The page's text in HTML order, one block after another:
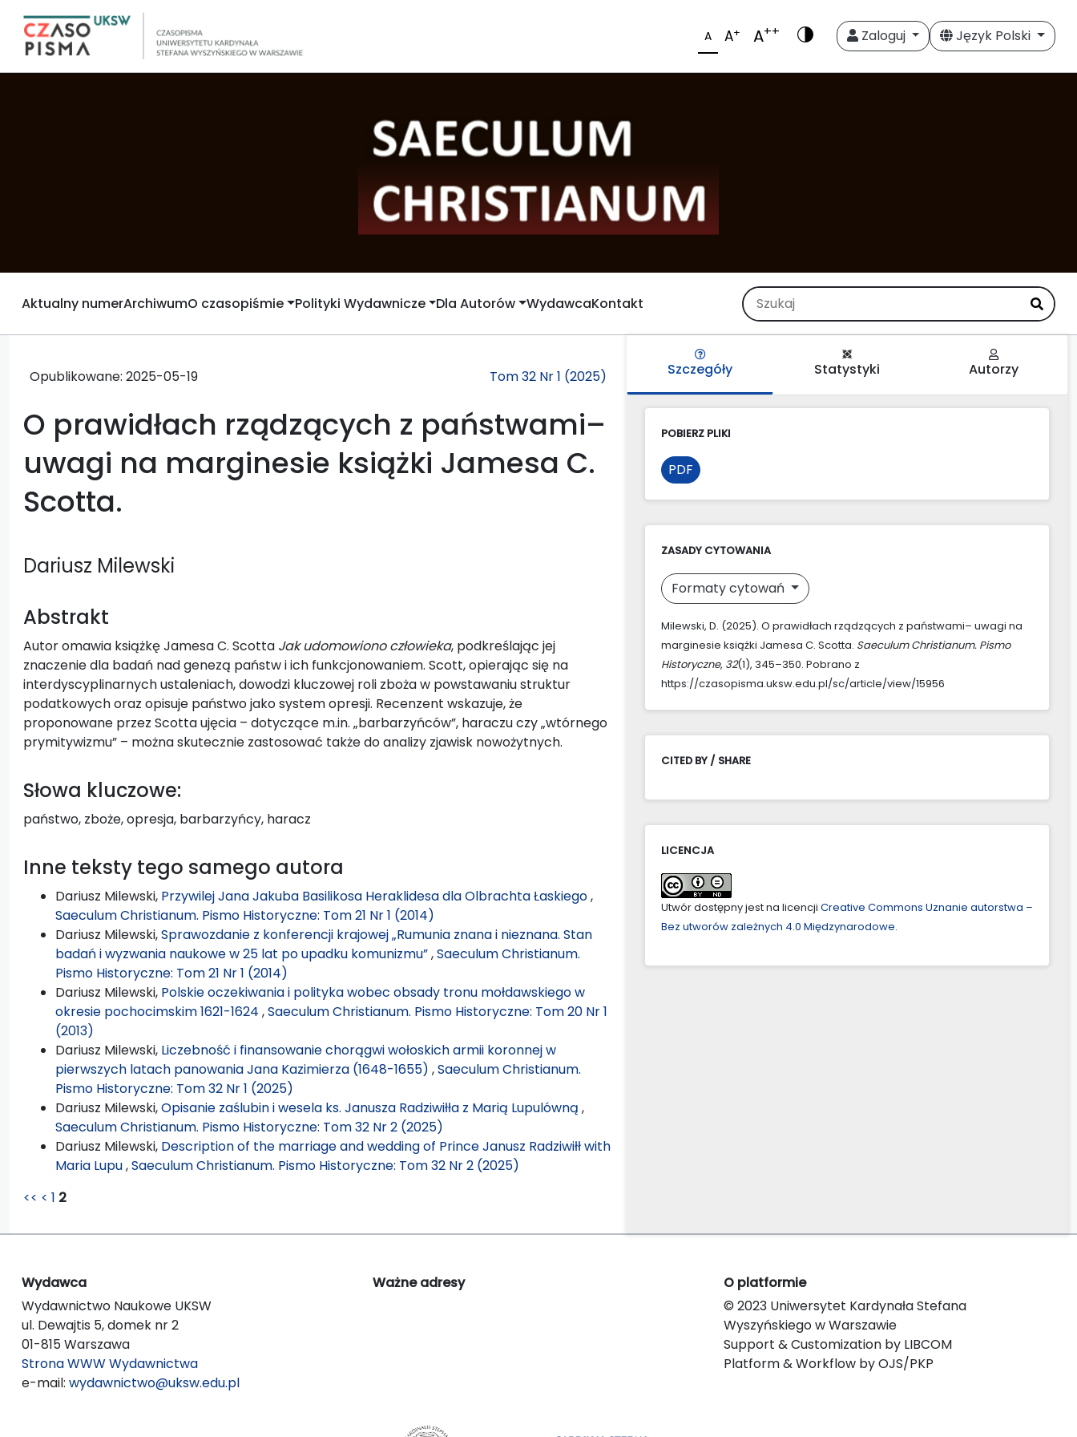
A A+ A++ Zaloguj Język Polski
Aktualny numerArchiwumO czasopiśmie Polityki Wydawnicze Dla Autorów WydawcaKontakt
Opublikowane: 2025-05-19 Tom 32 Nr 1 (2025)
O prawidłach rządzących z państwami–
uwagi na marginesie książki Jamesa C.
Scotta.
Dariusz Milewski
Abstrakt
Autor omawia książkę Jamesa C. Scotta Jak udomowiono człowieka, podkreślając jej
znaczenie dla badań nad genezą państw i ich funkcjonowaniem. Scott, opierając się na
interdyscyplinarnych ustaleniach, dowodzi kluczowej roli zboża w powstawaniu struktur
podatkowych oraz opisuje państwo jako system opresji. Recenzent wskazuje, że
proponowane przez Scotta ujęcia – dotyczące m.in. „barbarzyńców”, haraczu czy „wtórnego
prymitywizmu” – można skutecznie zastosować także do analizy zjawisk nowożytnych.
Słowa kluczowe:
państwo, zboże, opresja, barbarzyńcy, haracz
Inne teksty tego samego autora
Dariusz Milewski, Przywilej Jana Jakuba Basilikosa Heraklidesa dla Olbrachta Łaskiego,
Saeculum Christianum. Pismo Historyczne: Tom 21 Nr 1 (2014)
Dariusz Milewski,Sprawozdanie z konferencji krajowej „Rumunia znana i nieznana. Stan
badań i wyzwania naukowe w 25 lat po upadku komunizmu”,Saeculum Christianum.
Pismo Historyczne: Tom 21 Nr 1 (2014)
Dariusz Milewski, Polskie oczekiwania i polityka wobec obsady tronu mołdawskiego w
okresie pochocimskim 1621-1624 ,Saeculum Christianum. Pismo Historyczne: Tom 20 Nr 1
(2013)
Dariusz Milewski, Liczebność i finansowanie chorągwi wołoskich armii koronnej w
pierwszych latach panowania Jana Kazimierza (1648-1655) ,Saeculum Christianum.
Pismo Historyczne: Tom 32 Nr 1 (2025)
Dariusz Milewski,Opisanie zaślubin i wesela ks. Janusza Radziwiłła z Marią Lupulówną ,
Saeculum Christianum. Pismo Historyczne: Tom 32 Nr 2 (2025)
Dariusz Milewski, Description of the marriage and wedding of Prince Janusz Radziwiłł with
Maria Lupu,Saeculum Christianum. Pismo Historyczne: Tom 32 Nr 2 (2025)
<< < 1 2
Szczegóły Statystyki Autorzy
POBIERZ PLIKI
PDF
ZASADY CYTOWANIA
Formaty cytowań
Milewski, D. (2025). O prawidłach rządzących z państwami– uwagi na
marginesie książki Jamesa C. Scotta. Saeculum Christianum. Pismo
Historyczne, 32(1), 345–350. Pobrano z
https://czasopisma.uksw.edu.pl/sc/article/view/15956
CITED BY / SHARE
LICENCJA
Utwór dostępny jest na licencji Creative Commons Uznanie autorstwa –
Bez utworów zależnych 4.0 Międzynarodowe.
Wydawca
Wydawnictwo Naukowe UKSW
ul. Dewajtis 5, domek nr 2
01-815 Warszawa
Strona WWW Wydawnictwa
e-mail: wydawnictwo@uksw.edu.pl
Ważne adresy
O platformie
© 2023 Uniwersytet Kardynała Stefana
Wyszyńskiego w Warszawie
Support & Customization by LIBCOM
Platform & Workflow by OJS/PKP